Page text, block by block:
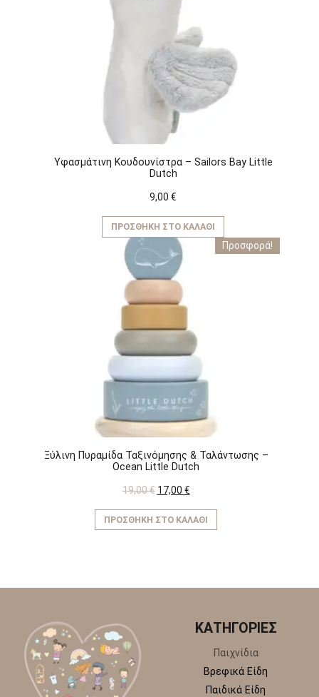
Υφασμάτινη Kουδουνίστρα – Sailors Bay Little
Dutch
9,00 €
ΠΡΟΣΘΉΚΗ ΣΤΟ ΚΑΛΆΘΙ
Προσφορά!
Ξύλινη Πυραμίδα Ταξινόμησης & Ταλάντωσης –
Ocean Little Dutch
19,00€ Original
was:
19,00 €.
17,00 €Η
τιμή
είναι:
ΠΡΟΣΘΉΚΗ ΣΤΟ ΚΑΛΆΘΙ
ΚΑΤΗΓΟΡΙΕΣ
Παιχνίδια
Βρεφικά Είδη
Παιδικά Είδη